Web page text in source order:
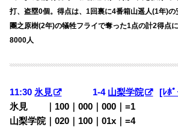
打、盗塁0個。得点は、1回裏に4番箱山遥人(1年)の
團之原樹(2年)の犠牲フライで奪った1点の計2得点
8000人
11:30 氷見 1-4 山梨学院
[ﾚﾎ
氷見 ｜100｜000｜000｜=1
山梨学院｜020｜100｜01x｜=4